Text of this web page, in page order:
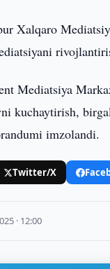
Xalqaro
Mediatsiya
kuchaytirish,
imzolandi.
Twitter/X
· 12:00